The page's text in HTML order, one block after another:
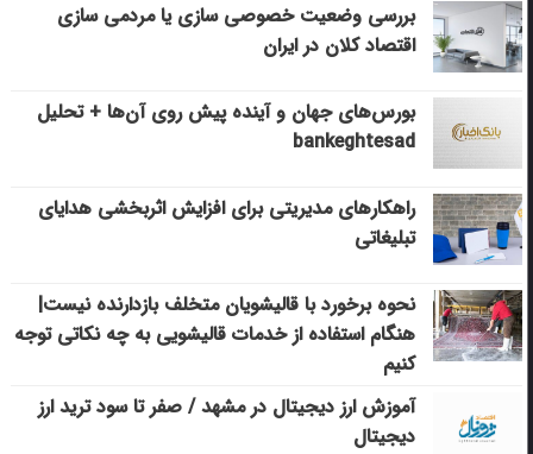
بررسی وضعیت خصوصی سازی یا مردمی سازی
اقتصاد کلان در ایران
بورس‌های جهان و آینده پیش روی آن‌ها + تحلیل
bankeghtesad
راهکارهای مدیریتی برای افزایش اثربخشی هدایای
تبلیغاتی
نحوه برخورد با قالیشویان متخلف بازدارنده نیست|
هنگام استفاده از خدمات قالیشویی به چه نکاتی توجه
کنیم
آموزش ارز دیجیتال در مشهد / صفر تا سود ترید ارز
دیجیتال